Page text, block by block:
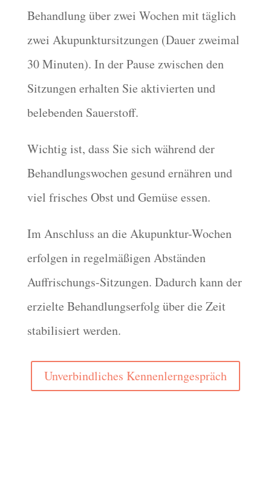
Behandlung über zwei Wochen mit täglich
zwei Akupunktursitzungen (Dauer zweimal
30 Minuten). In der Pause zwischen den
Sitzungen erhalten Sie aktivierten und
belebenden Sauerstoff.
Wichtig ist, dass Sie sich während der
Behandlungswochen gesund ernähren und
viel frisches Obst und Gemüse essen.
Im Anschluss an die Akupunktur-Wochen
erfolgen in regelmäßigen Abständen
Auffrischungs-Sitzungen. Dadurch kann der
erzielte Behandlungserfolg über die Zeit
stabilisiert werden.
Unverbindliches Kennenlerngespräch